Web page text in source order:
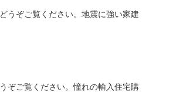
うぞご覧ください。地震に強い家建
ぞご覧ください。憧れの輸入住宅購